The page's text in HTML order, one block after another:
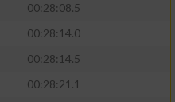
00:28:08.5
00:28:14.0
00:28:14.5
00:28:21.1